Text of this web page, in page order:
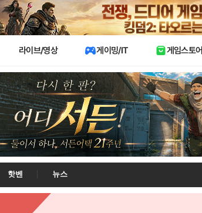
라이브/영상 게이밍/IT 게임스토어
핫벤
뉴스